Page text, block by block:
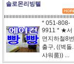
솔로몬리빙텔
* 051-808-
9911 * ★서
면지하철8번
출구, ((벽돌.
샤워룸)) ...